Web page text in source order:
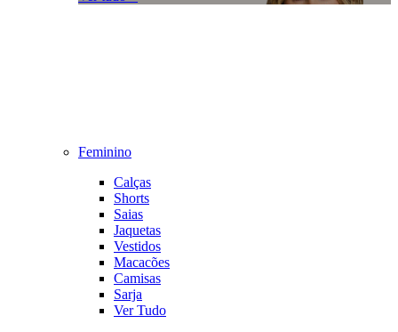
Feminino
Calças
Shorts
Saias
Jaquetas
Vestidos
Macacões
Camisas
Sarja
Ver Tudo